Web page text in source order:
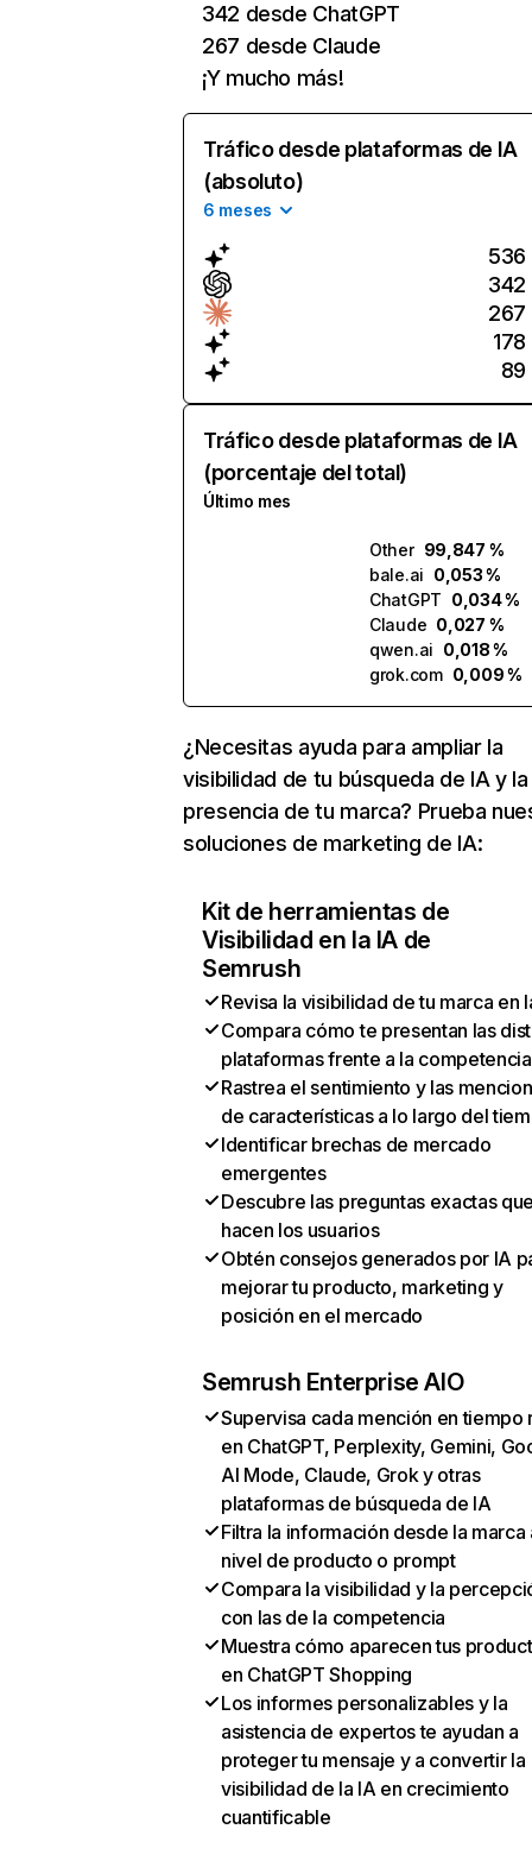
342 desde ChatGPT
267 desde Claude
¡Y mucho más!
Tráfico desde plataformas de IA
(absoluto)
6 meses
536
342
267
178
89
Tráfico desde plataformas de IA
(porcentaje del total)
Último mes
Other 99,847 %
bale.ai 0,053 %
ChatGPT 0,034 %
Claude 0,027 %
qwen.ai 0,018 %
grok.com 0,009 %
¿Necesitas ayuda para ampliar la
visibilidad de tu búsqueda de IA y la
presencia de tu marca? Prueba
soluciones de marketing de IA:
Kit de herramientas de
Visibilidad en la IA de
Semrush
Revisa la visibilidad de tu marca en
Compara cómo te presentan las
plataformas frente a la competencia
Rastrea el sentimiento y las
de características a lo largo del
Identificar brechas de mercado
emergentes
Descubre las preguntas exactas
hacen los usuarios
Obtén consejos generados por IA
mejorar tu producto, marketing y
posición en el mercado
Semrush Enterprise AIO
Supervisa cada mención en tiempo
en ChatGPT, Perplexity, Gemini,
AI Mode, Claude, Grok y otras
plataformas de búsqueda de IA
Filtra la información desde la marca
nivel de producto o prompt
Compara la visibilidad y la
con las de la competencia
Muestra cómo aparecen tus
en ChatGPT Shopping
Los informes personalizables y la
asistencia de expertos te ayudan a
proteger tu mensaje y a convertir la
visibilidad de la IA en crecimiento
cuantificable